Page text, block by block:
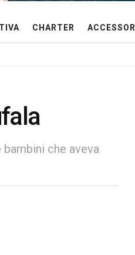
CHARTER ACCESSORI
che aveva